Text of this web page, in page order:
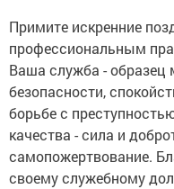
Примите искренние
профессиональным
Ваша служба - образец
безопасности,
борьбе с
качества - сила и
самопожертвование.
своему служебному